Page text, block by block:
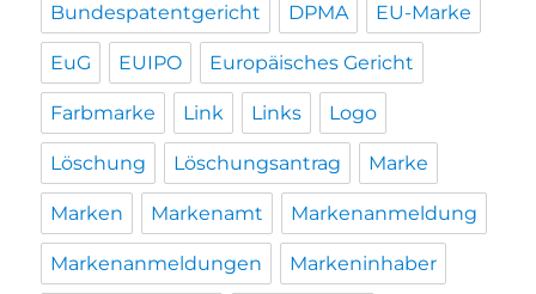
Bundespatentgericht DPMA EU-Marke
EuG EUIPO Europäisches Gericht
Farbmarke Link Links Logo
Löschung Löschungsantrag Marke
Marken Markenamt Markenanmeldung
Markenanmeldungen Markeninhaber